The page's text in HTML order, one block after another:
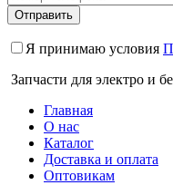
Я принимаю условия
Запчасти для электро и
Главная
О нас
Каталог
Доставка и оплата
Оптовикам